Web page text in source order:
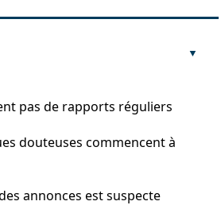
pas de rapports réguliers
douteuses commencent à
annonces est suspecte